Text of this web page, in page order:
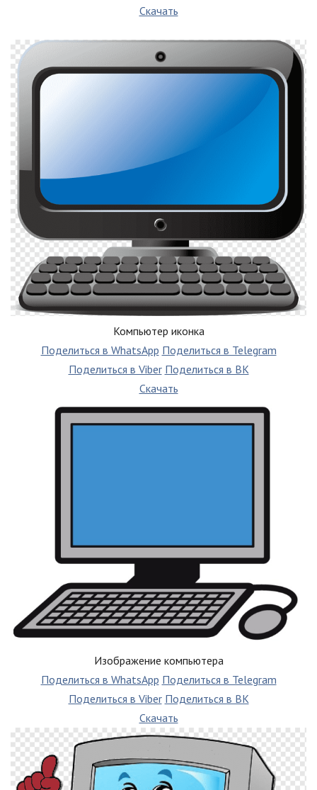
Скачать
Компьютер иконка
Поделиться в WhatsApp Поделиться в Telegram
Поделиться в Viber Поделиться в ВК
Скачать
Изображение компьютера
Поделиться в WhatsApp Поделиться в Telegram
Поделиться в Viber Поделиться в ВК
Скачать